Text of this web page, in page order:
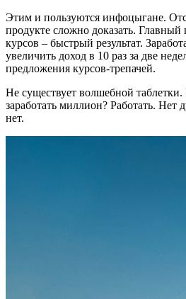
Этим и пользуются инфоцыгане.
продукте сложно доказать. Главный
курсов – быстрый результат.
увеличить доход в 10 раз за две
предложения курсов-трепачей.
Не существует волшебной таблетки.
заработать миллион? Работать. Нет
нет.